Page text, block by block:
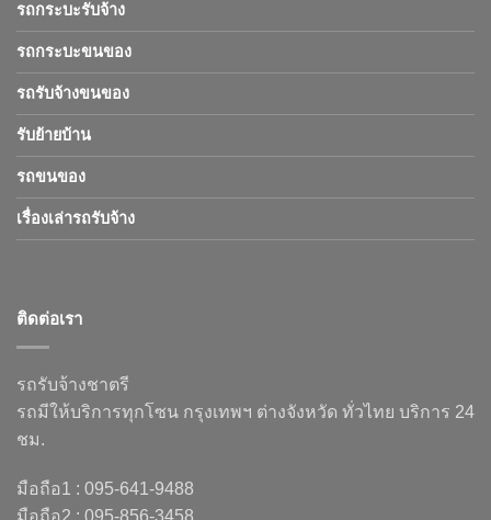
รถกระบะรับจ้าง
รถกระบะขนของ
รถรับจ้างขนของ
รับย้ายบ้าน
รถขนของ
เรื่องเล่ารถรับจ้าง
ติดต่อเรา
รถรับจ้างชาตรี
รถมีให้บริการทุกโซน กรุงเทพฯ ต่างจังหวัด ทั่วไทย บริการ 24
ชม.
มือถือ1 : 095-641-9488